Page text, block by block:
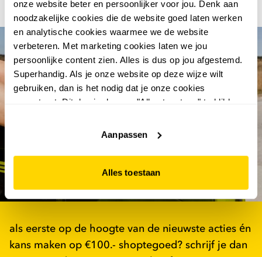
onze website beter en persoonlijker voor jou. Denk aan
noodzakelijke cookies die de website goed laten werken
en analytische cookies waarmee we de website
verbeteren. Met marketing cookies laten we jou
persoonlijke content zien. Alles is dus op jou afgestemd.
Superhandig. Als je onze website op deze wijze wilt
gebruiken, dan is het nodig dat je onze cookies
accepteert. Dit doe je door op "Alles toestaan" te klikken.
website niet optimaal functioneert.
Aanpassen
Alles toestaan
denken.
abonneer en win €100.-
shoptegoed
als eerste op de hoogte van de nieuwste acties én
kans maken op €100.- shoptegoed? schrijf je dan